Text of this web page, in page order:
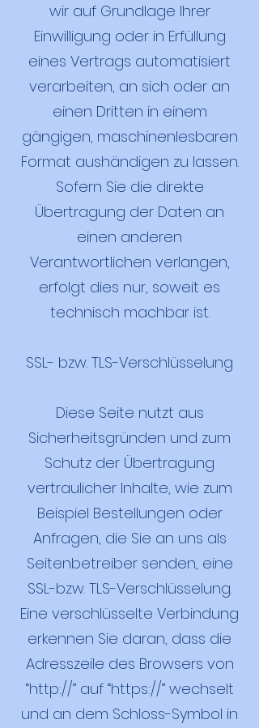
wir auf Grundlage Ihrer
Einwilligung oder in Erfüllung
eines Vertrags automatisiert
verarbeiten, an sich oder an
einen Dritten in einem
gängigen, maschinenlesbaren
Format aushändigen zu lassen.
Sofern Sie die direkte
Übertragung der Daten an
einen anderen
Verantwortlichen verlangen,
erfolgt dies nur, soweit es
technisch machbar ist.
SSL- bzw. TLS-Verschlüsselung
Diese Seite nutzt aus
Sicherheitsgründen und zum
Schutz der Übertragung
vertraulicher Inhalte, wie zum
Beispiel Bestellungen oder
Anfragen, die Sie an uns als
Seitenbetreiber senden, eine
SSL-bzw. TLS-Verschlüsselung.
Eine verschlüsselte Verbindung
erkennen Sie daran, dass die
Adresszeile des Browsers von
“http://” auf “https://” wechselt
und an dem Schloss-Symbol in